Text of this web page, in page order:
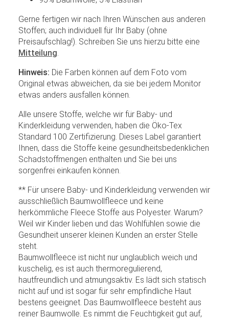
Gerne fertigen wir nach Ihren Wünschen aus anderen
Stoffen; auch individuell für Ihr Baby (ohne
Preisaufschlag!). Schreiben Sie uns hierzu bitte eine
Mitteilung
Hinweis: Die Farben können auf dem Foto vom
Original etwas abweichen, da sie bei jedem Monitor
etwas anders ausfallen können.
Alle unsere Stoffe, welche wir für Baby- und
Kinderkleidung verwenden, haben die Öko-Tex
Standard 100 Zertifizierung. Dieses Label garantiert
Ihnen, dass die Stoffe keine gesundheitsbedenklichen
Schadstoffmengen enthalten und Sie bei uns
sorgenfrei einkaufen können.
** Für unsere Baby- und Kinderkleidung verwenden wir
ausschließlich Baumwollfleece und keine
herkömmliche Fleece Stoffe aus Polyester. Warum?
Weil wir Kinder lieben und das Wohlfühlen sowie die
Gesundheit unserer kleinen Kunden an erster Stelle
steht.
Baumwollfleece ist nicht nur unglaublich weich und
kuschelig, es ist auch thermoregulierend,
hautfreundlich und atmungsaktiv. Es lädt sich statisch
nicht auf und ist sogar für sehr empfindliche Haut
bestens geeignet. Das Baumwollfleece besteht aus
reiner Baumwolle. Es nimmt die Feuchtigkeit gut auf,